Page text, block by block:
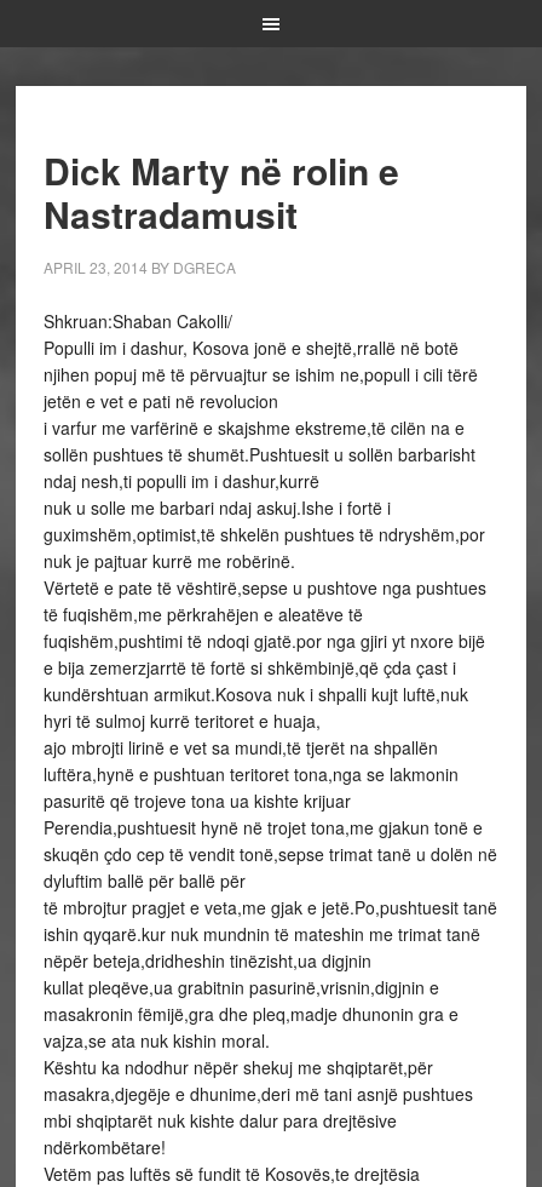
Dick Marty në rolin e
Nastradamusit
APRIL 23, 2014 BY DGRECA
Shkruan:Shaban Cakolli/
Populli im i dashur, Kosova jonë e shejtë,rrallë në botë
njihen popuj më të përvuajtur se ishim ne,popull i cili tërë
jetën e vet e pati në revolucion
i varfur me varfërinë e skajshme ekstreme,të cilën na e
sollën pushtues të shumët.Pushtuesit u sollën barbarisht
ndaj nesh,ti populli im i dashur,kurrë
nuk u solle me barbari ndaj askuj.Ishe i fortë i
guximshëm,optimist,të shkelën pushtues të ndryshëm,por
nuk je pajtuar kurrë me robërinë.
Vërtetë e pate të vështirë,sepse u pushtove nga pushtues
të fuqishëm,me përkrahëjen e aleatëve të
fuqishëm,pushtimi të ndoqi gjatë.por nga gjiri yt nxore bijë
e bija zemerzjarrtë të fortë si shkëmbinjë,që çda çast i
kundërshtuan armikut.Kosova nuk i shpalli kujt luftë,nuk
hyri të sulmoj kurrë teritoret e huaja,
ajo mbrojti lirinë e vet sa mundi,të tjerët na shpallën
luftëra,hynë e pushtuan teritoret tona,nga se lakmonin
pasuritë që trojeve tona ua kishte krijuar
Perendia,pushtuesit hynë në trojet tona,me gjakun tonë e
skuqën çdo cep të vendit tonë,sepse trimat tanë u dolën në
dyluftim ballë për ballë për
të mbrojtur pragjet e veta,me gjak e jetë.Po,pushtuesit tanë
ishin qyqarë.kur nuk mundnin të mateshin me trimat tanë
nëpër beteja,dridheshin tinëzisht,ua digjnin
kullat pleqëve,ua grabitnin pasurinë,vrisnin,digjnin e
masakronin fëmijë,gra dhe pleq,madje dhunonin gra e
vajza,se ata nuk kishin moral.
Kështu ka ndodhur nëpër shekuj me shqiptarët,për
masakra,djegëje e dhunime,deri më tani asnjë pushtues
mbi shqiptarët nuk kishte dalur para drejtësive
ndërkombëtare!
Vetëm pas luftës së fundit të Kosovës,te drejtësia